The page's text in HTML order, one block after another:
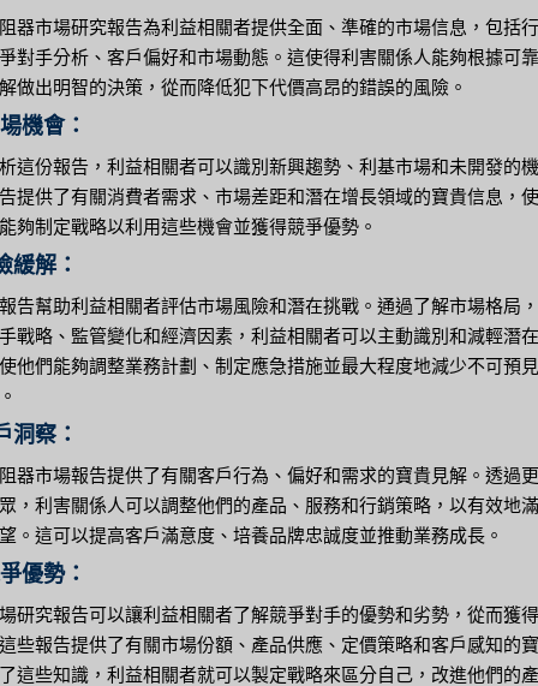
器市場研究報告為利益相關者提供全面、準確的市場信息，包括
對手分析、客戶偏好和市場動態。這使得利害關係人能夠根據可
做出明智的決策，從而降低犯下代價高昂的錯誤的風險。
機會：
這份報告，利益相關者可以識別新興趨勢、利基市場和未開發的
提供了有關消費者需求、市場差距和潛在增長領域的寶貴信息，
夠制定戰略以利用這些機會並獲得競爭優勢。
緩解：
告幫助利益相關者評估市場風險和潛在挑戰。通過了解市場格局
戰略、監管變化和經濟因素，利益相關者可以主動識別和減輕潛
他們能夠調整業務計劃、制定應急措施並最大程度地減少不可預
洞察：
器市場報告提供了有關客戶行為、偏好和需求的寶貴見解。透過
，利害關係人可以調整他們的產品、服務和行銷策略，以有效地
。這可以提高客戶滿意度、培養品牌忠誠度並推動業務成長。
優勢：
研究報告可以讓利益相關者了解競爭對手的優勢和劣勢，從而獲
些報告提供了有關市場份額、產品供應、定價策略和客戶感知的
這些知識，利益相關者就可以製定戰略來區分自己，改進他們的